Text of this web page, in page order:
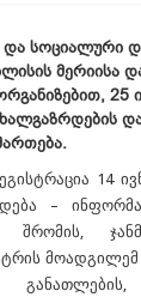
სოციალური
მერიისა
25
14
–
შრომის,